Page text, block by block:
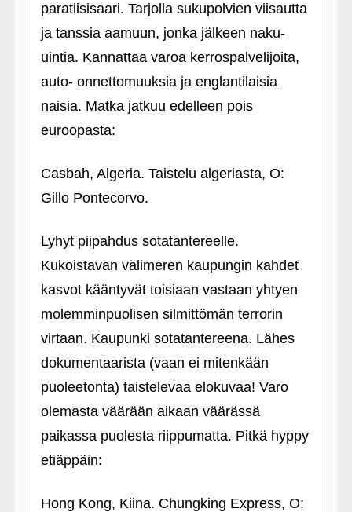
paratiisisaari. Tarjolla sukupolvien viisautta
ja tanssia aamuun, jonka jälkeen naku-
uintia. Kannattaa varoa kerrospalvelijoita,
auto- onnettomuuksia ja englantilaisia
naisia. Matka jatkuu edelleen pois
euroopasta:
Casbah, Algeria. Taistelu algeriasta, O:
Gillo Pontecorvo.
Lyhyt piipahdus sotatantereelle.
Kukoistavan välimeren kaupungin kahdet
kasvot kääntyvät toisiaan vastaan yhtyen
molemminpuolisen silmittömän terrorin
virtaan. Kaupunki sotatantereena. Lähes
dokumentaarista (vaan ei mitenkään
puoleetonta) taistelevaa elokuvaa! Varo
olemasta väärään aikaan väärässä
paikassa puolesta riippumatta. Pitkä hyppy
etiäppäin:
Hong Kong, Kiina. Chungking Express, O: